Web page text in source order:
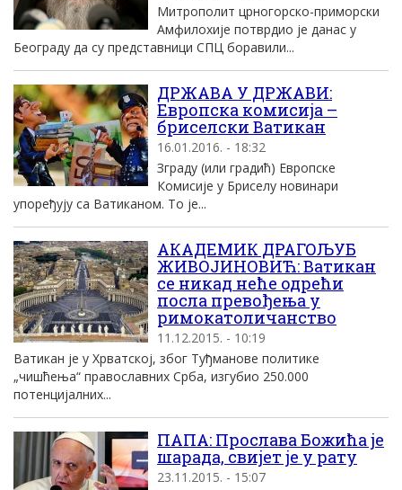
Mитрополит црногорско-приморски
Aмфилохиjе потврдио jе данас у
Београду да су представници СПЦ боравили...
ДРЖАВА У ДРЖАВИ:
Европска комисија –
бриселски Ватикан
16.01.2016. - 18:32
Зграду (или градић) Европске
Комисије у Бриселу новинари
упоређују са Ватиканом. То је...
АКАДЕМИК ДРАГОЉУБ
ЖИВОЈИНОВИЋ: Ватикан
се никад неће одрећи
посла превођења у
римокатоличанство
11.12.2015. - 10:19
Ватикан је у Хрватској, због Туђманове политике
„чишћења“ православних Срба, изгубио 250.000
потенцијалних...
ПАПА: Прослава Божића је
шарада, свијет је у рату
23.11.2015. - 15:07